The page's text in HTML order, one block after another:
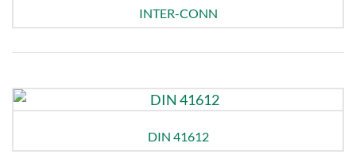
INTER-CONN
DIN 41612